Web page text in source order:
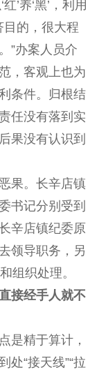
’养‘黑’，利用
目的，很大程
”办案人员介
，客观上也为
条件。归根结
任没有落到实
果没有认识到
果。长辛店镇
书记分别受到
辛店镇纪委原
领导职务，另
组织处理。
接经手人就不
精于算计，
处“接天线”“拉